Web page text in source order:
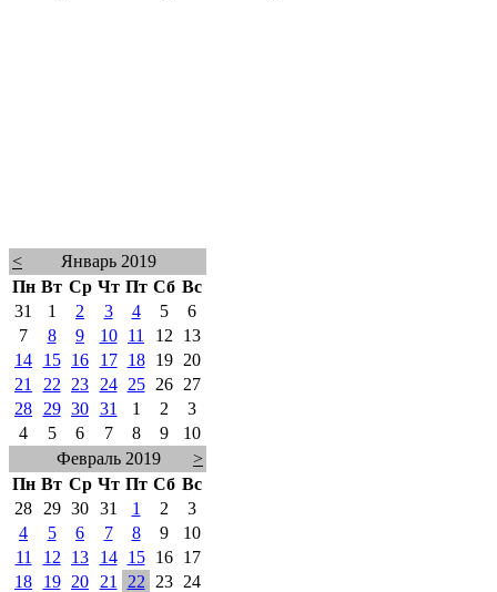
<
Январь 2019
Пн Вт Ср Чт Пт Сб Вс
31
1 2 3 4 5
6
7
8 9 10 11 12
13
14
15 16 17 18 19
20
21
22 23 24 25 26
27
28
29 30 31 1 2
3
4
5 6 7 8 9
10
Февраль 2019
>
Пн Вт Ср Чт Пт Сб Вс
28
29 30 31 1 2
3
4
5 6 7 8 9
10
11
12 13 14 15 16
17
18
19 20 21 22 23
24